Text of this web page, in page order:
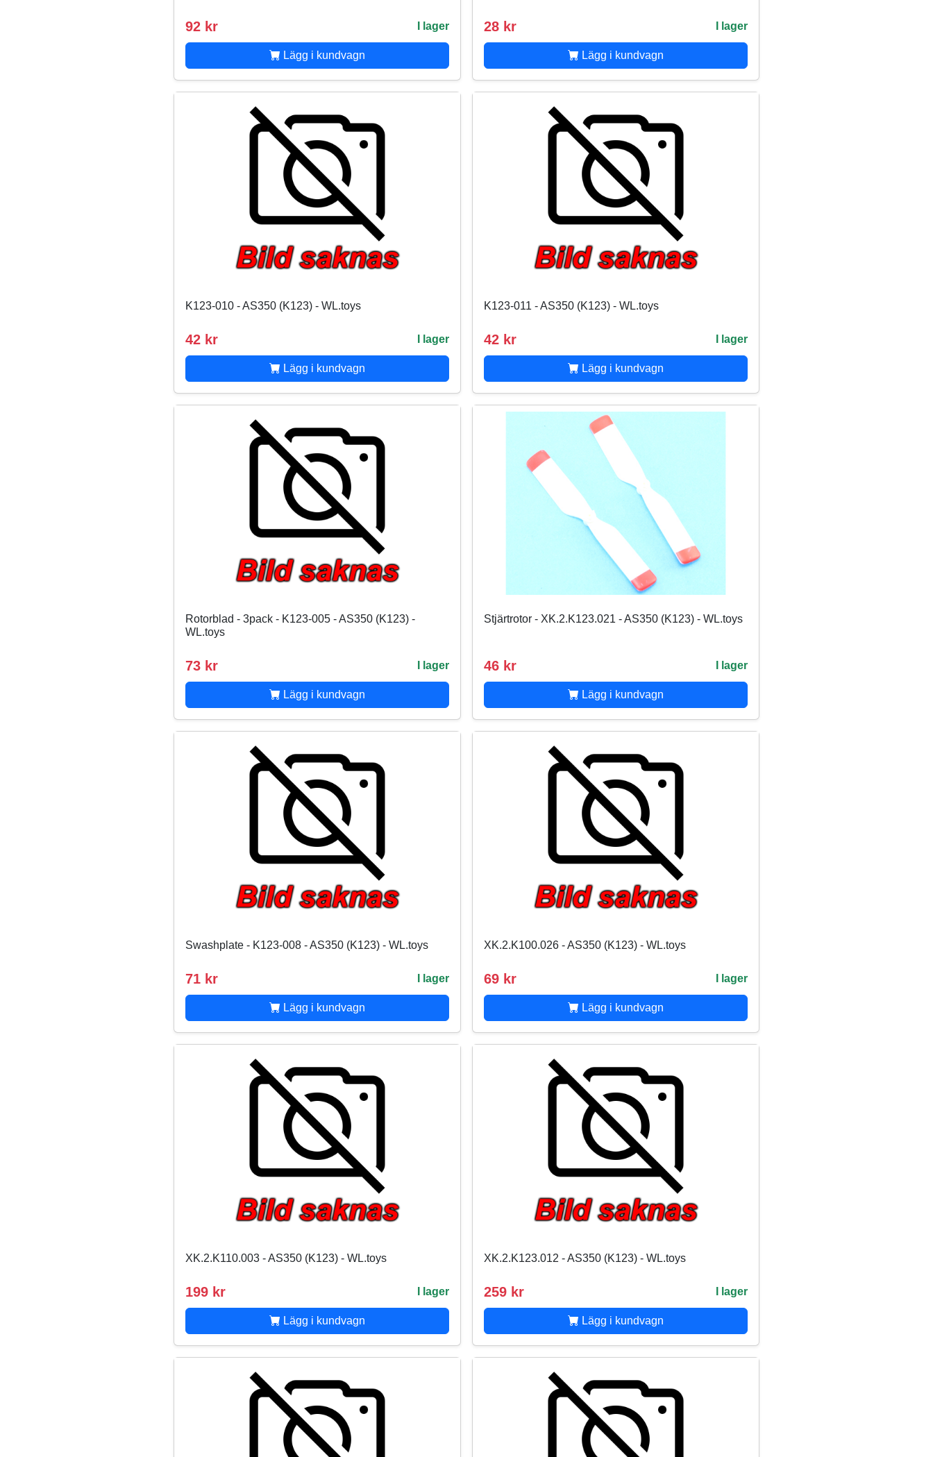
92 kr I lager
Lägg i kundvagn
28 kr I lager
Lägg i kundvagn
K123-010 - AS350 (K123) - WL.toys
42 kr I lager
Lägg i kundvagn
K123-011 - AS350 (K123) - WL.toys
42 kr I lager
Lägg i kundvagn
Rotorblad - 3pack - K123-005 - AS350 (K123) -
WL.toys
73 kr I lager
Lägg i kundvagn
Stjärtrotor - XK.2.K123.021 - AS350 (K123) - WL.toys
46 kr I lager
Lägg i kundvagn
Swashplate - K123-008 - AS350 (K123) - WL.toys
71 kr I lager
Lägg i kundvagn
XK.2.K100.026 - AS350 (K123) - WL.toys
69 kr I lager
Lägg i kundvagn
XK.2.K110.003 - AS350 (K123) - WL.toys
199 kr I lager
Lägg i kundvagn
XK.2.K123.012 - AS350 (K123) - WL.toys
259 kr I lager
Lägg i kundvagn